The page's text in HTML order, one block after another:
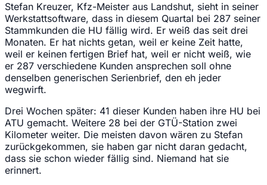
Stefan Kreuzer, Kfz-Meister aus Landshut, sieht in seiner
Werkstattsoftware, dass in diesem Quartal bei 287 seiner
Stammkunden die HU fällig wird. Er weiß das seit drei
Monaten. Er hat nichts getan, weil er keine Zeit hatte,
weil er keinen fertigen Brief hat, weil er nicht weiß, wie
er 287 verschiedene Kunden ansprechen soll ohne
denselben generischen Serienbrief, den eh jeder
wegwirft.
Drei Wochen später: 41 dieser Kunden haben ihre HU bei
ATU gemacht. Weitere 28 bei der GTÜ-Station zwei
Kilometer weiter. Die meisten davon wären zu Stefan
zurückgekommen, sie haben gar nicht daran gedacht,
dass sie schon wieder fällig sind. Niemand hat sie
erinnert.